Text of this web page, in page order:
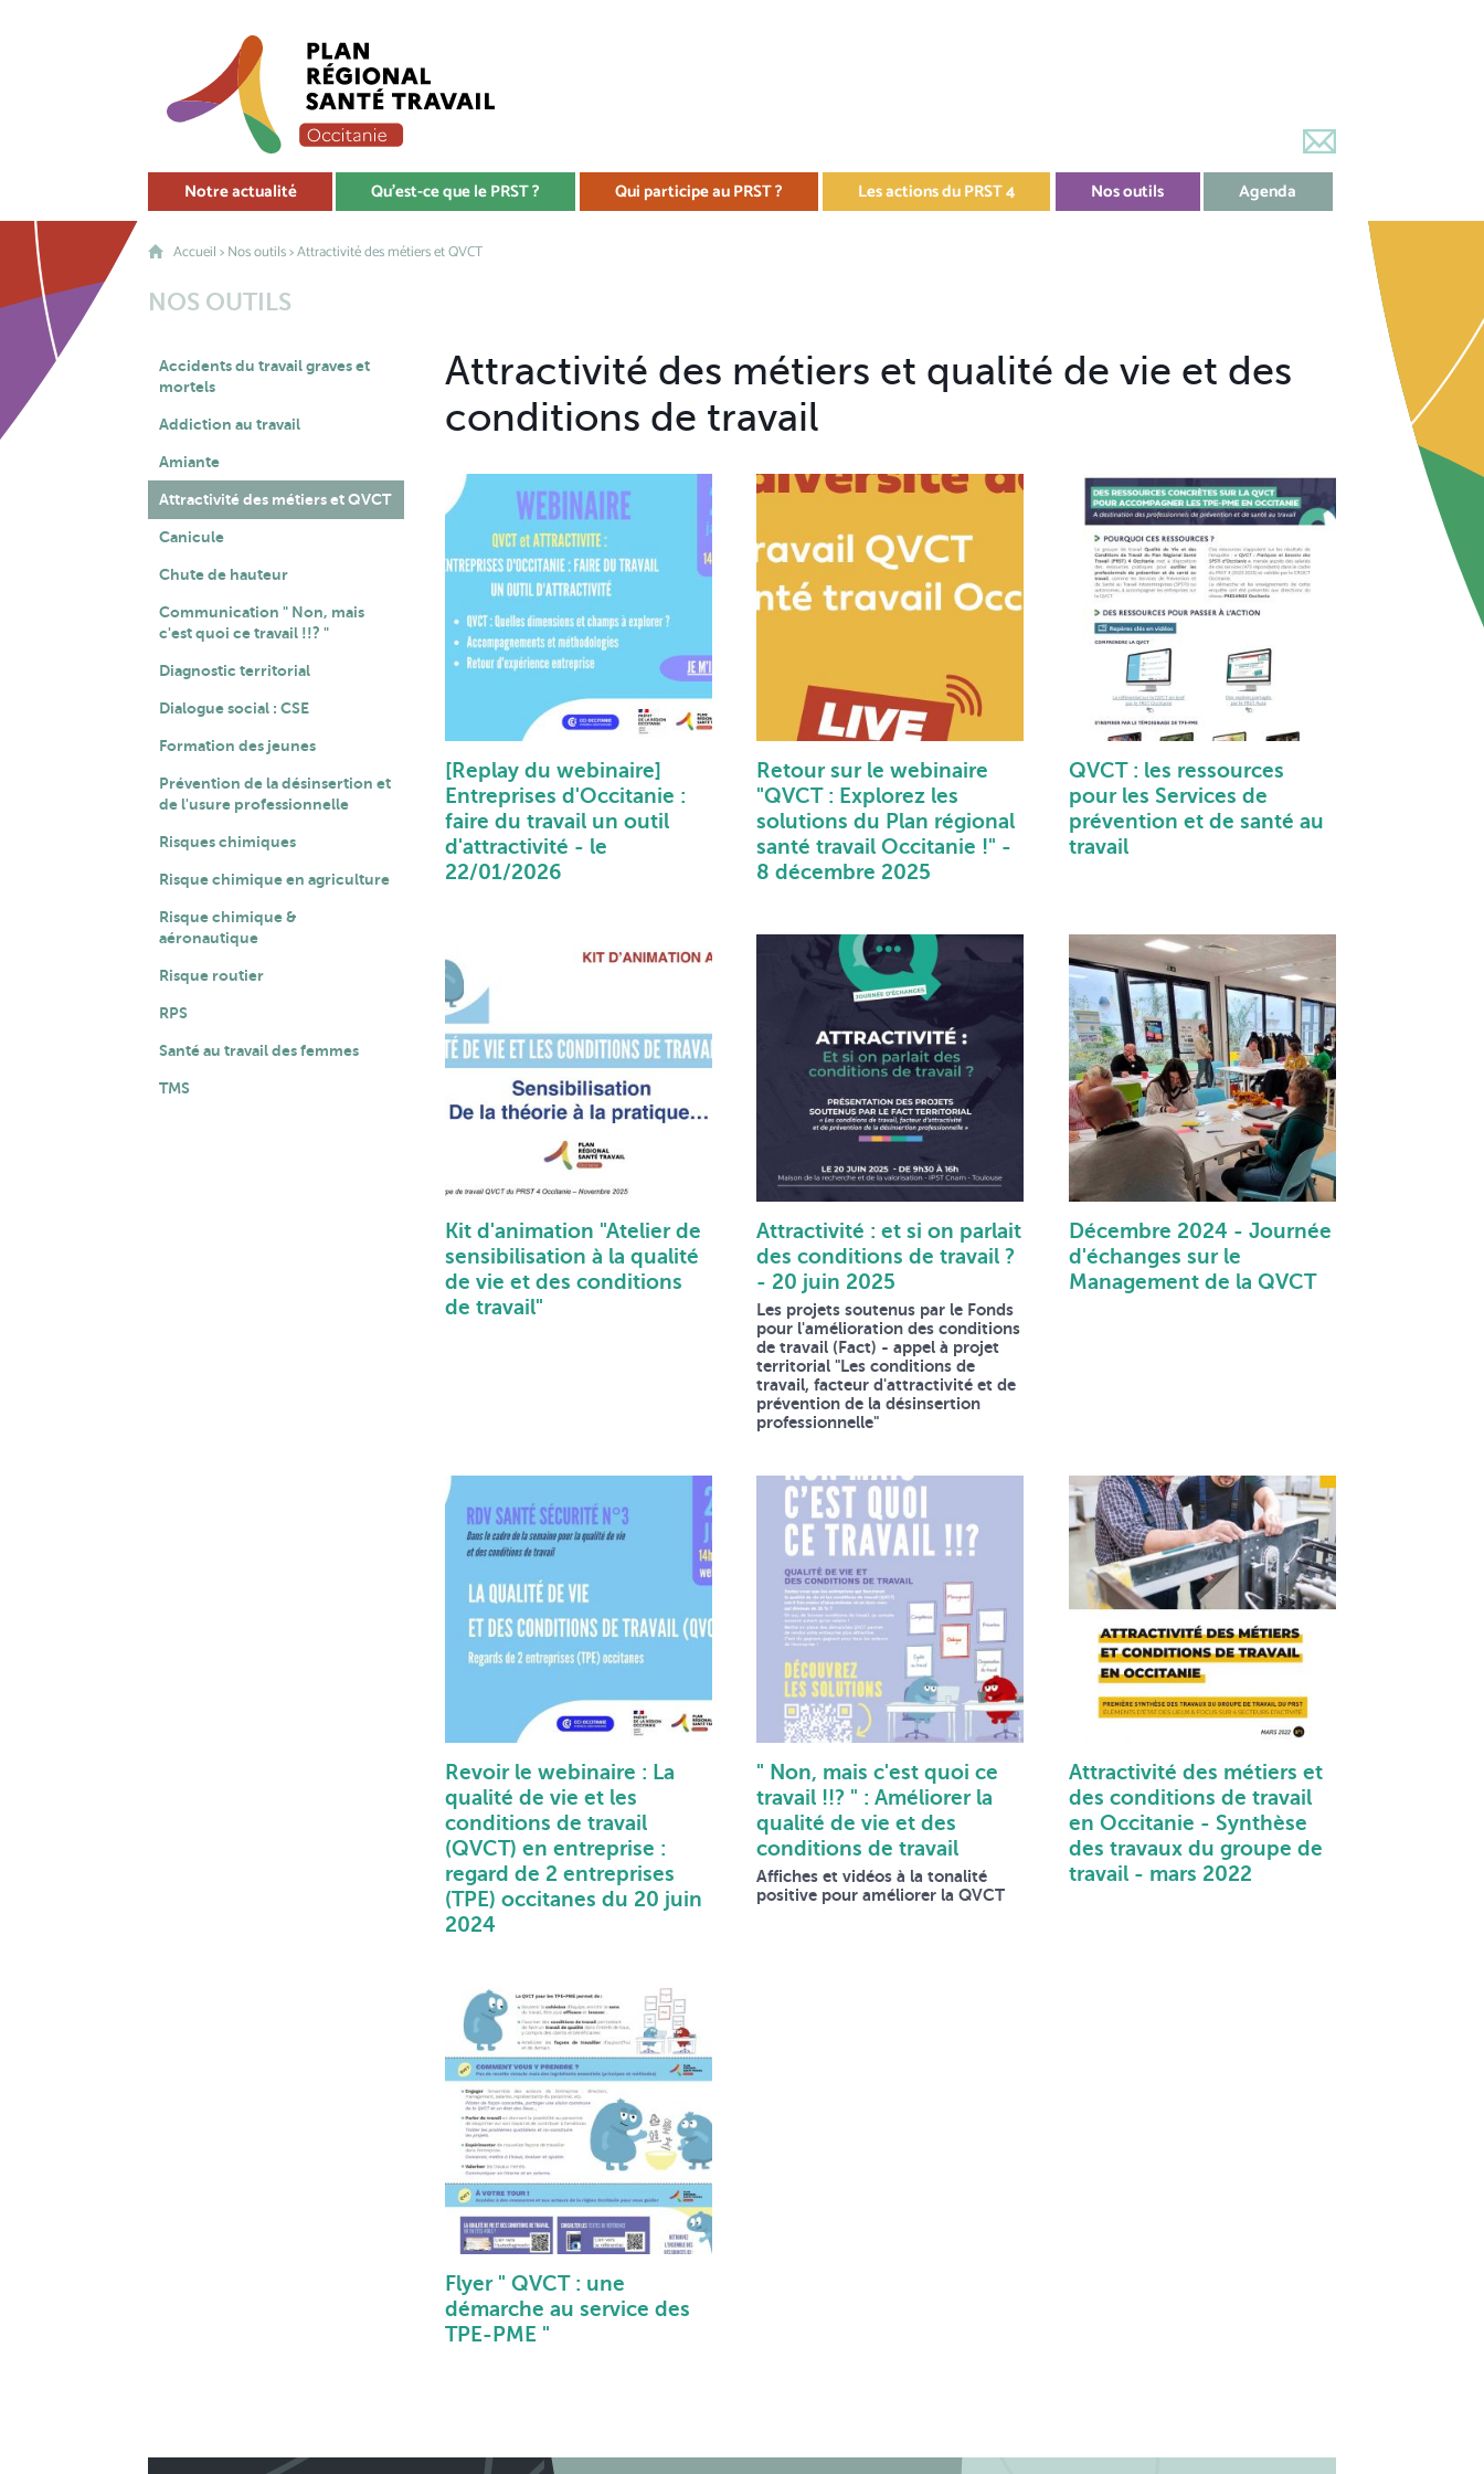
Notre actualité Qu'est-ce que le PRST ? Qui participe au PRST ? Les actions du PRST 4 Nos outils Agenda
Accueil>Nos outils> Attractivité des métiers et QVCT
NOS OUTILS
Accidents du travail graves et
mortels
Addiction au travail
Amiante
Attractivité des métiers et QVCT
Canicule
Chute de hauteur
Communication " Non, mais
c'est quoi ce travail !!? "
Diagnostic territorial
Dialogue social : CSE
Formation des jeunes
Prévention de la désinsertion et
de l'usure professionnelle
Risques chimiques
Risque chimique en agriculture
Risque chimique &
aéronautique
Risque routier
RPS
Santé au travail des femmes
TMS
Attractivité des métiers et qualité de vie et des
conditions de travail
[Replay du webinaire]
Entreprises d'Occitanie :
faire du travail un outil
d'attractivité - le
22/01/2026
Retour sur le webinaire
"QVCT : Explorez les
solutions du Plan régional
santé travail Occitanie !" -
8 décembre 2025
QVCT : les ressources
pour les Services de
prévention et de santé au
travail
Kit d'animation "Atelier de
sensibilisation à la qualité
de vie et des conditions
de travail"
Attractivité : et si on parlait
des conditions de travail ?
- 20 juin 2025
Les projets soutenus par le Fonds
pour l'amélioration des conditions
de travail (Fact) - appel à projet
territorial "Les conditions de
travail, facteur d'attractivité et de
prévention de la désinsertion
professionnelle"
Décembre 2024 - Journée
d'échanges sur le
Management de la QVCT
Revoir le webinaire : La
qualité de vie et les
conditions de travail
(QVCT) en entreprise :
regard de 2 entreprises
(TPE) occitanes du 20 juin
2024
" Non, mais c'est quoi ce
travail !!? " : Améliorer la
qualité de vie et des
conditions de travail
Affiches et vidéos à la tonalité
positive pour améliorer la QVCT
Attractivité des métiers et
des conditions de travail
en Occitanie - Synthèse
des travaux du groupe de
travail - mars 2022
Flyer " QVCT : une
démarche au service des
TPE-PME "